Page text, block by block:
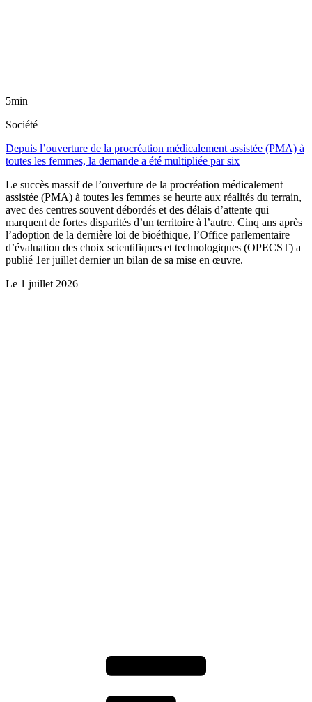
5min
Société
Depuis l’ouverture de la procréation médicalement assistée (PMA) à
toutes les femmes, la demande a été multipliée par six
Le succès massif de l’ouverture de la procréation médicalement
assistée (PMA) à toutes les femmes se heurte aux réalités du terrain,
avec des centres souvent débordés et des délais d’attente qui
marquent de fortes disparités d’un territoire à l’autre. Cinq ans après
l’adoption de la dernière loi de bioéthique, l’Office parlementaire
d’évaluation des choix scientifiques et technologiques (OPECST) a
publié 1er juillet dernier un bilan de sa mise en œuvre.
Le 1 juillet 2026